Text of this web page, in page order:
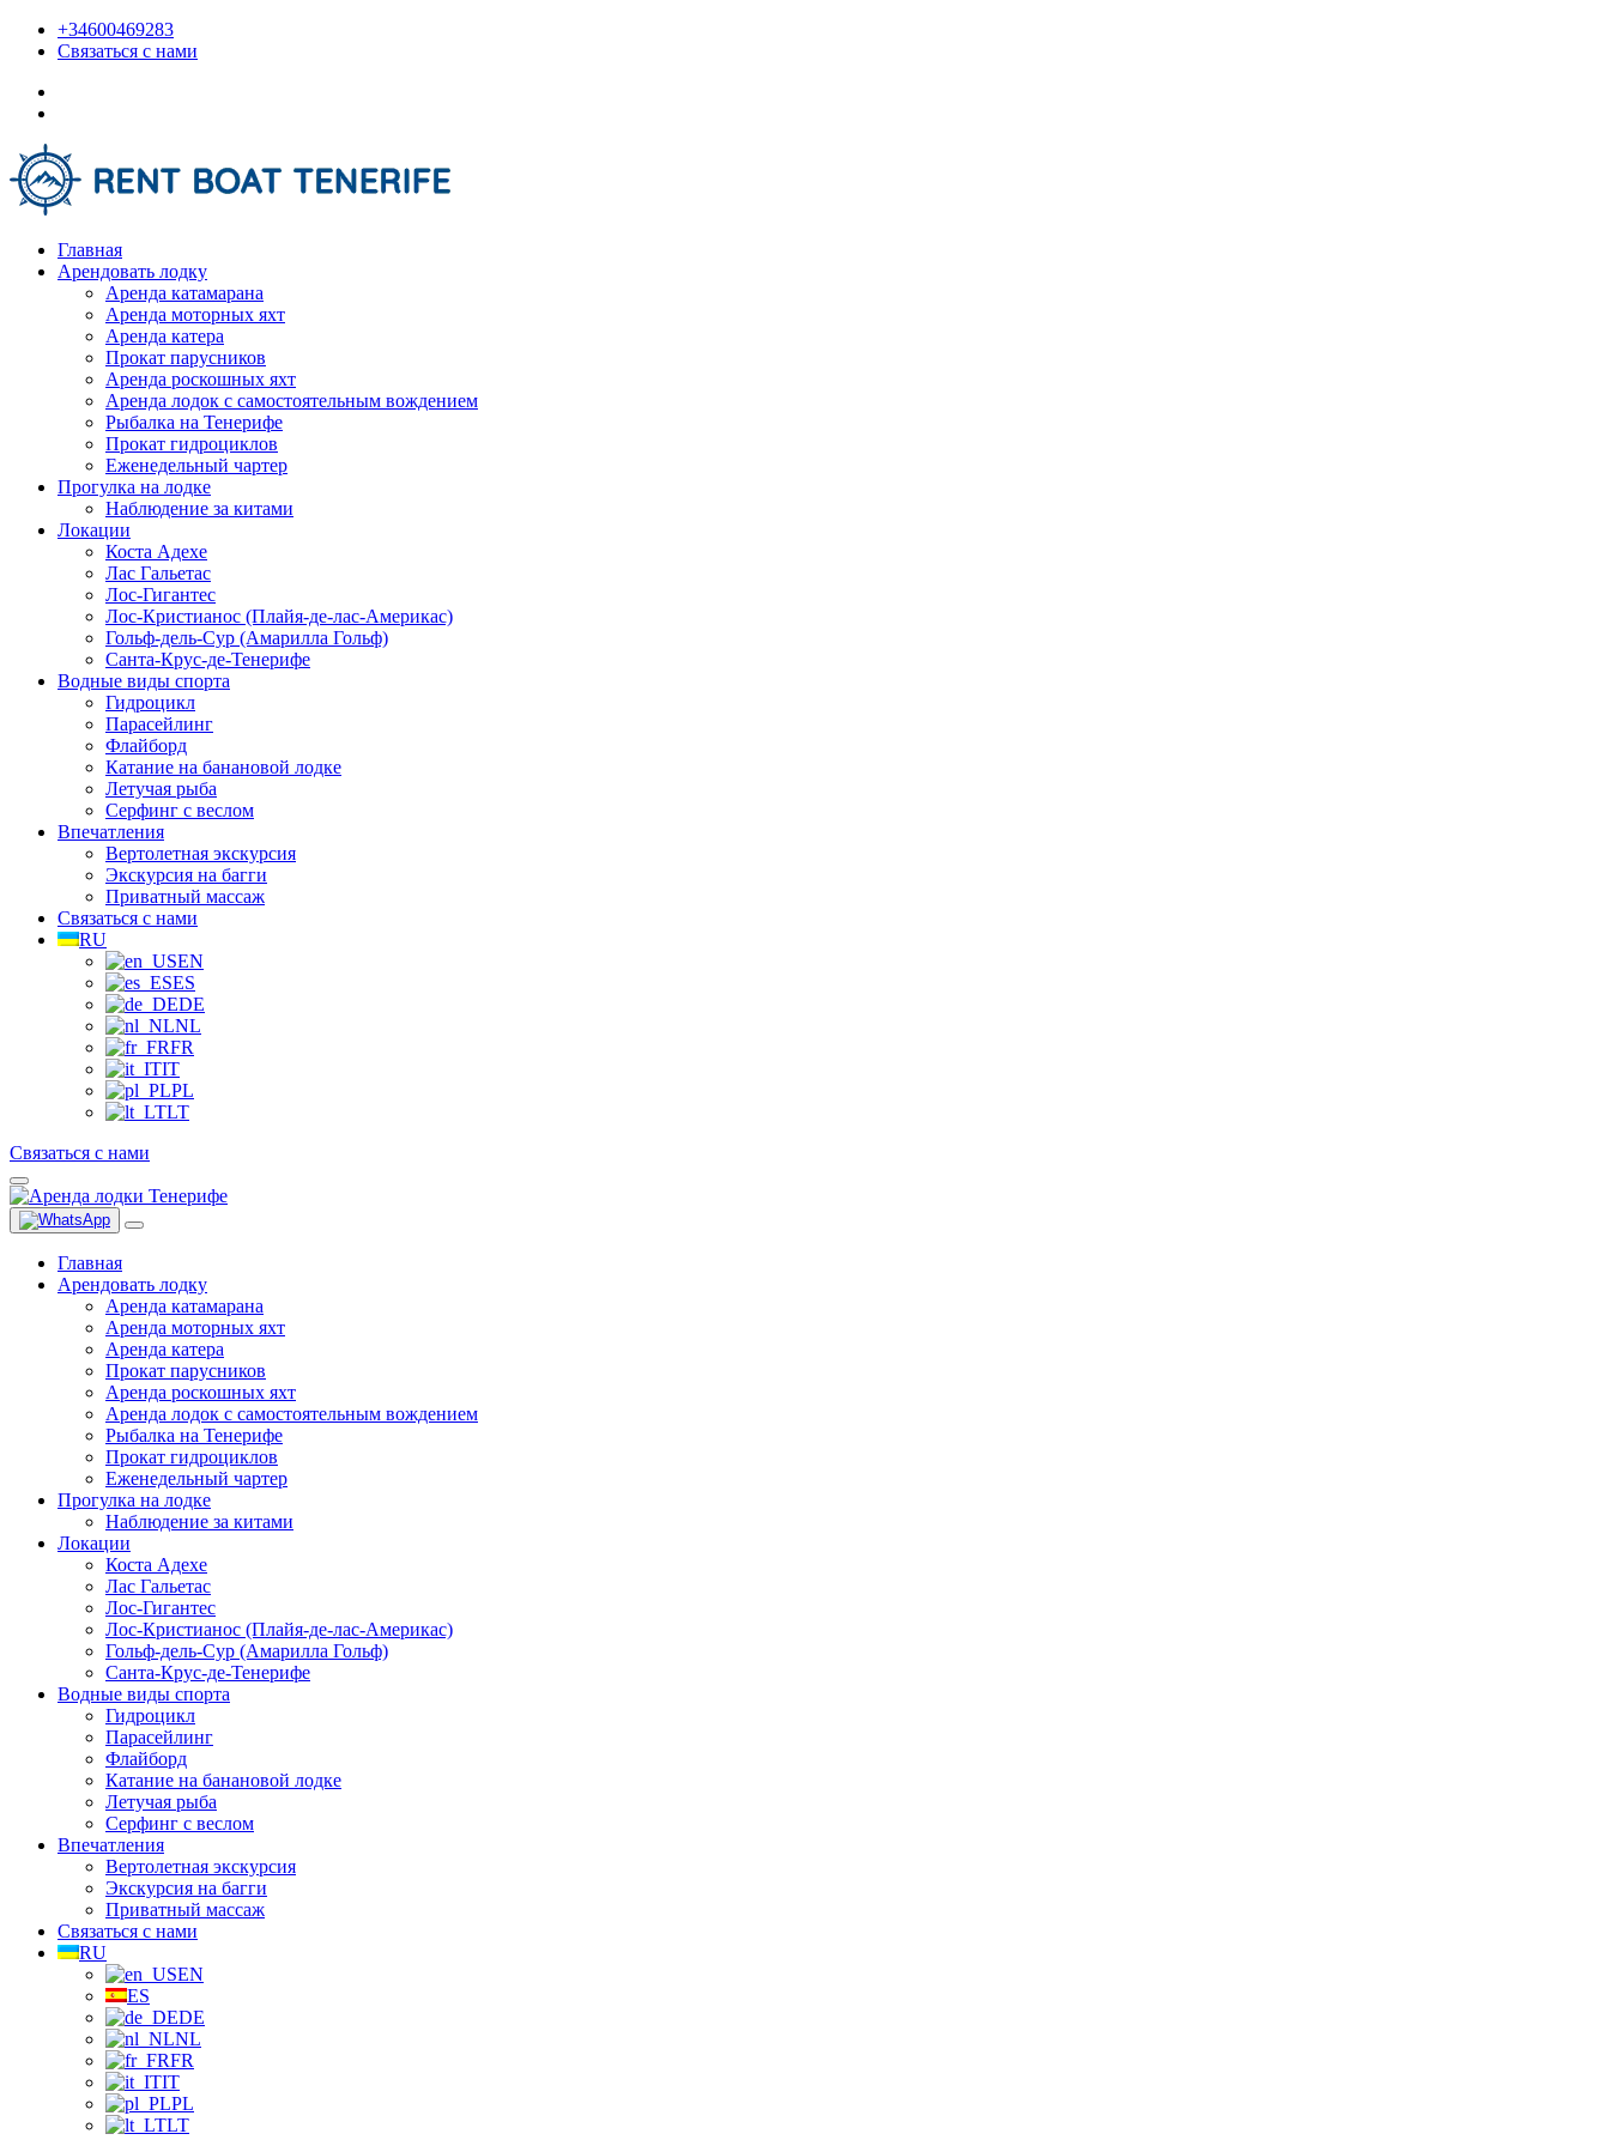
+34600469283
Связаться с нами
Главная
Арендовать лодку
Аренда катамарана
Аренда моторных яхт
Аренда катера
Прокат парусников
Аренда роскошных яхт
Аренда лодок с самостоятельным вождением
Рыбалка на Тенерифе
Прокат гидроциклов
Еженедельный чартер
Прогулка на лодке
Наблюдение за китами
Локации
Коста Адехе
Лас Гальетас
Лос-Гигантес
Лос-Кристианос (Плайя-де-лас-Америкас)
Гольф-дель-Сур (Амарилла Гольф)
Санта-Крус-де-Тенерифе
Водные виды спорта
Гидроцикл
Парасейлинг
Флайборд
Катание на банановой лодке
Летучая рыба
Серфинг с веслом
Впечатления
Вертолетная экскурсия
Экскурсия на багги
Приватный массаж
Связаться с нами
RU
EN
ES
DE
NL
FR
IT
PL
LT
Связаться с нами
Главная
Арендовать лодку
Аренда катамарана
Аренда моторных яхт
Аренда катера
Прокат парусников
Аренда роскошных яхт
Аренда лодок с самостоятельным вождением
Рыбалка на Тенерифе
Прокат гидроциклов
Еженедельный чартер
Прогулка на лодке
Наблюдение за китами
Локации
Коста Адехе
Лас Гальетас
Лос-Гигантес
Лос-Кристианос (Плайя-де-лас-Америкас)
Гольф-дель-Сур (Амарилла Гольф)
Санта-Крус-де-Тенерифе
Водные виды спорта
Гидроцикл
Парасейлинг
Флайборд
Катание на банановой лодке
Летучая рыба
Серфинг с веслом
Впечатления
Вертолетная экскурсия
Экскурсия на багги
Приватный массаж
Связаться с нами
RU
EN
ES
DE
NL
FR
IT
PL
LT